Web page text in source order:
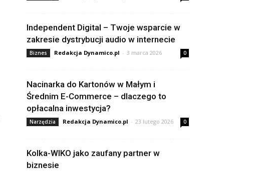
Independent Digital – Twoje wsparcie w
zakresie dystrybucji audio w internecie
Biznes Redakcja Dynamico.pl - 3 marca 2026 0
Nacinarka do Kartonów w Małym i
Średnim E-Commerce – dlaczego to
opłacalna inwestycja?
Narzędzia Redakcja Dynamico.pl - 23 lutego 2026 0
Kolka-WIKO jako zaufany partner w
biznesie